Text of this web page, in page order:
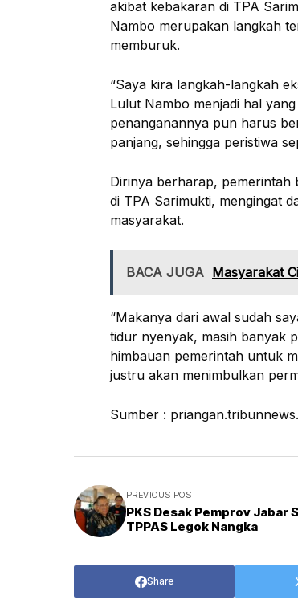
akibat kebakaran di TPA
Nambo merupakan langkah
memburuk.
“Saya kira langkah-langkah
Lulut Nambo menjadi hal
penanganannya pun harus
panjang, sehingga peristiwa
Dirinya berharap, pemerintah
di TPA Sarimukti, mengingat
masyarakat.
BACA JUGA Masyarakat
“Makanya dari awal sudah
tidur nyenyak, masih banyak
himbauan pemerintah untuk
justru akan menimbulkan
Sumber :
PREVIOUS POST
PKS Desak Pemprov Jabar
TPPAS Legok Nangka
Share